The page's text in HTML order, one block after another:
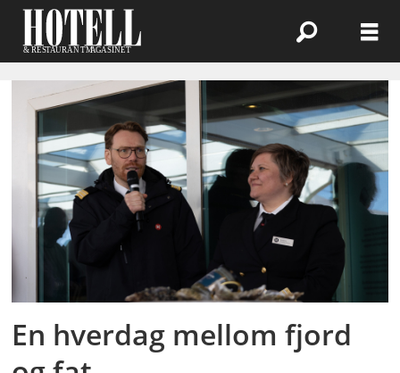
Emne:
sikkerhet
En hverdag mellom fjord